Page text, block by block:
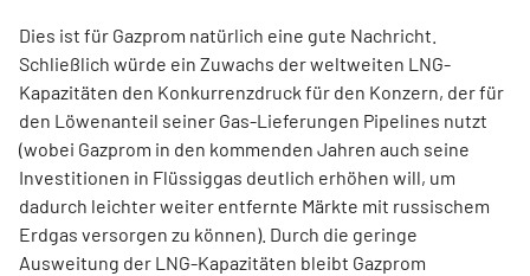
Dies ist für Gazprom natürlich eine gute Nachricht.
Schließlich würde ein Zuwachs der weltweiten LNG-
Kapazitäten den Konkurrenzdruck für den Konzern, der für
den Löwenanteil seiner Gas-Lieferungen Pipelines nutzt
(wobei Gazprom in den kommenden Jahren auch seine
Investitionen in Flüssiggas deutlich erhöhen will, um
dadurch leichter weiter entfernte Märkte mit russischem
Erdgas versorgen zu können). Durch die geringe
Ausweitung der LNG-Kapazitäten bleibt Gazprom